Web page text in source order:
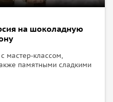
на шоколадную
мастер-классом,
памятными сладкими